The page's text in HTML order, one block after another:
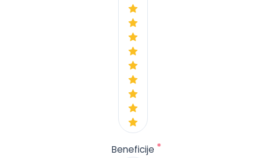
Beneficije *